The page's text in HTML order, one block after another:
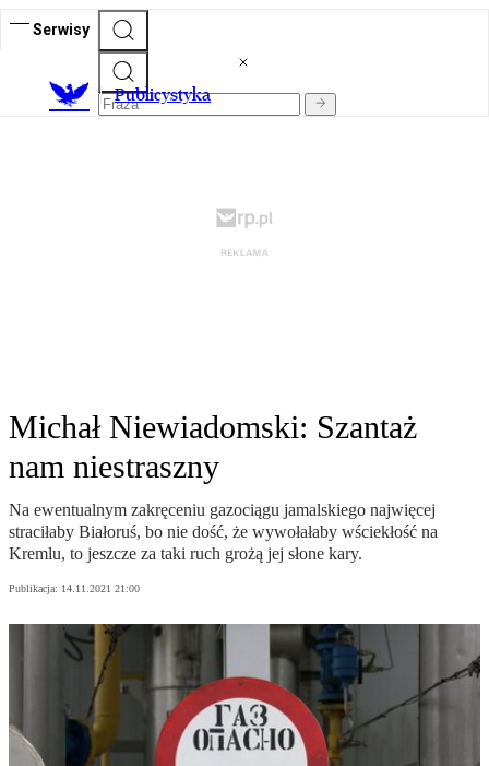
Serwisy
Publicystyka
Michał Niewiadomski: Szantaż
nam niestraszny
Na ewentualnym zakręceniu gazociągu jamalskiego najwięcej
straciłaby Białoruś, bo nie dość, że wywołałaby wściekłość na
Kremlu, to jeszcze za taki ruch grożą jej słone kary.
Publikacja: 14.11.2021 21:00